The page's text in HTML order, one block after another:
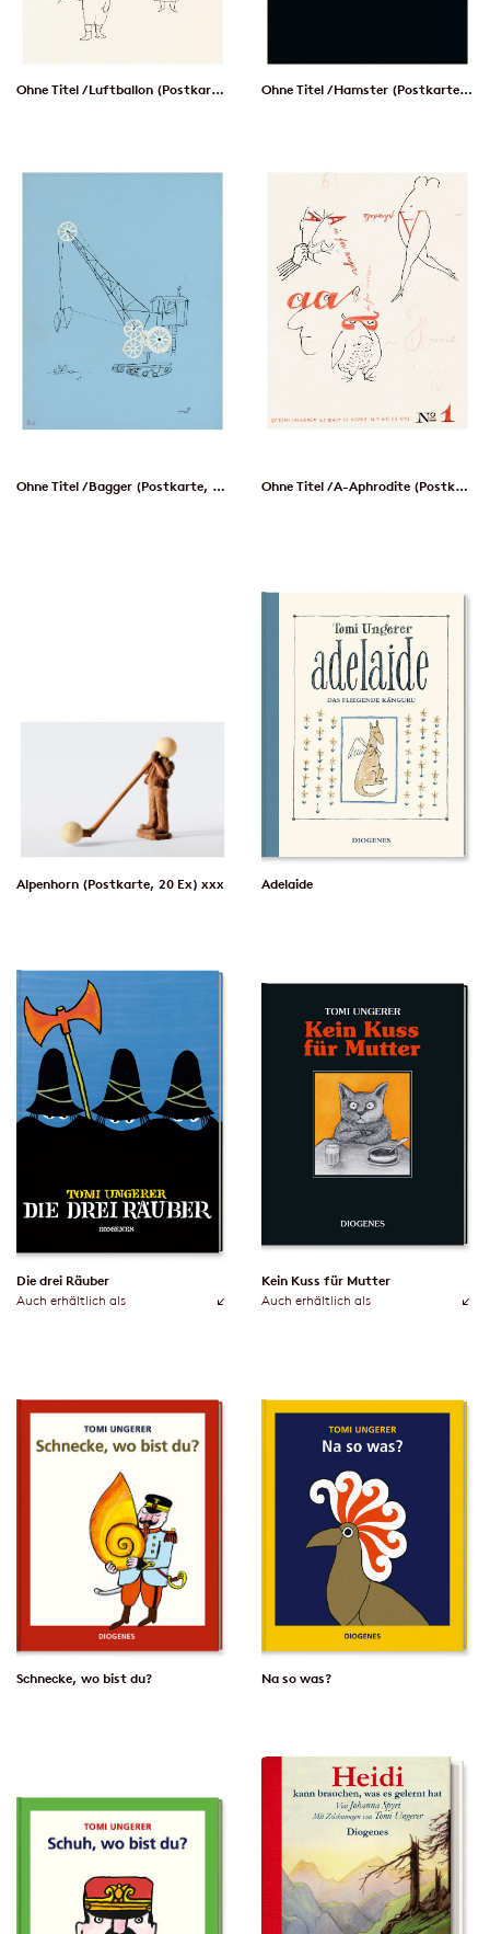
Ohne Titel / Luftballon (Postkarte, 20 Ex) Ohne Titel / Hamster (Postkarte, 20 Ex)
Ohne Titel / Bagger (Postkarte, 20 Ex) Ohne Titel / A-Aphrodite (Postkarte, 20 Ex)
Alpenhorn (Postkarte, 20 Ex) xxx Adelaide
Die drei Räuber
Auch erhältlich als
Kein Kuss für Mutter
Auch erhältlich als
Schnecke, wo bist du? Na so was?